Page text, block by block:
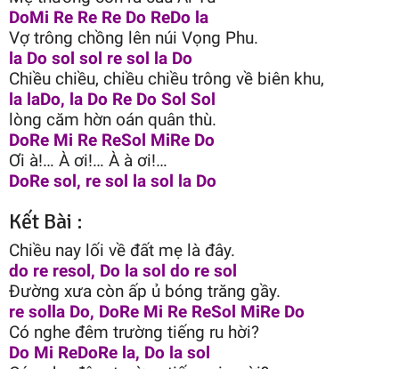
DoMi Re Re Re Do ReDo la
Vợ trông chồng lên núi Vọng Phu.
la Do sol sol re sol la Do
Chiều chiều, chiều chiều trông về biên khu,
la laDo, la Do Re Do Sol Sol
lòng căm hờn oán quân thù.
DoRe Mi Re ReSol MiRe Do
Ơi à!… À ơi!… À à ơi!…
DoRe sol, re sol la sol la Do
Kết Bài :
Chiều nay lối về đất mẹ là đây.
do re resol, Do la sol do re sol
Đường xưa còn ấp ủ bóng trăng gầy.
re solla Do, DoRe Mi Re ReSol MiRe Do
Có nghe đêm trường tiếng ru hời?
Do Mi ReDoRe la, Do la sol